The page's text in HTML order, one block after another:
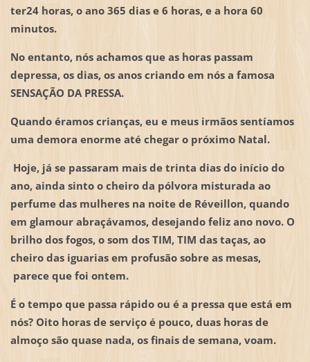
ter24 horas, o ano 365 dias e 6 horas, e a hora 60
minutos.
No entanto, nós achamos que as horas passam
depressa, os dias, os anos criando em nós a famosa
SENSAÇÃO DA PRESSA.
Quando éramos crianças, eu e meus irmãos sentíamos
uma demora enorme até chegar o próximo Natal.
Hoje, já se passaram mais de trinta dias do início do
ano, ainda sinto o cheiro da pólvora misturada ao
perfume das mulheres na noite de Réveillon, quando
em glamour abraçávamos, desejando feliz ano novo. O
brilho dos fogos, o som dos TIM, TIM das taças, ao
cheiro das iguarias em profusão sobre as mesas,
parece que foi ontem.
É o tempo que passa rápido ou é a pressa que está em
nós? Oito horas de serviço é pouco, duas horas de
almoço são quase nada, os finais de semana, voam.